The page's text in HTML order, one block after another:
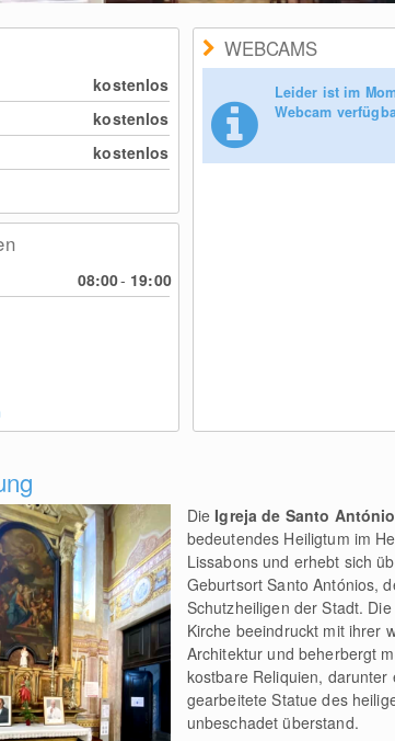
kostenlos
kostenlos
kostenlos
08:00- 19:00
WEBCAMS
Leider ist im
Webcam
Die Igreja de Santo António
bedeutendes Heiligtum im
Lissabons und erhebt sich
Geburtsort Santo Antónios,
Schutzheiligen der Stadt.
Kirche beeindruckt mit ihrer
Architektur und beherbergt
kostbare Reliquien, darunter
gearbeitete Statue des
unbeschadet überstand.